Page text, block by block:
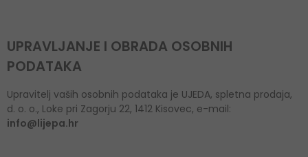
UPRAVLJANJE I OBRADA OSOBNIH
PODATAKA
Upravitelj vaših osobnih podataka je UJEDA, spletna prodaja,
d. o. o., Loke pri Zagorju 22, 1412 Kisovec, e-mail:
info@lijepa.hr